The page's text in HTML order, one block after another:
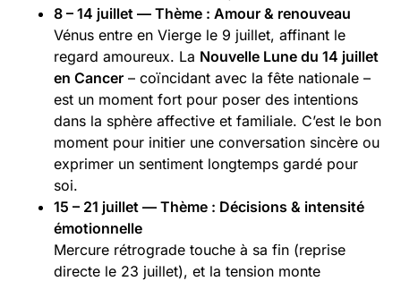
8 – 14 juillet — Thème : Amour & renouveau
Vénus entre en Vierge le 9 juillet, affinant le
regard amoureux. La Nouvelle Lune du 14 juillet
en Cancer – coïncidant avec la fête nationale –
est un moment fort pour poser des intentions
dans la sphère affective et familiale. C’est le bon
moment pour initier une conversation sincère ou
exprimer un sentiment longtemps gardé pour
soi.
15 – 21 juillet — Thème : Décisions & intensité
émotionnelle
Mercure rétrograde touche à sa fin (reprise
directe le 23 juillet), et la tension monte